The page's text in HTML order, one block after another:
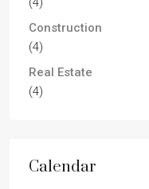
Construction
(4)
Real Estate
(4)
Calendar